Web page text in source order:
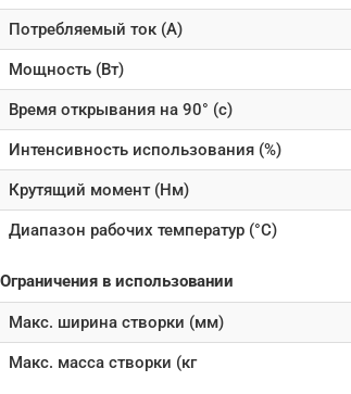
Потребляемый ток (А)
Мощность (Вт)
Время открывания на 90° (с)
Интенсивность использования (%)
Крутящий момент (Нм)
Диапазон рабочих температур (°C)
Ограничения в использовании
Макс. ширина створки (мм)
Макс. масса створки (кг